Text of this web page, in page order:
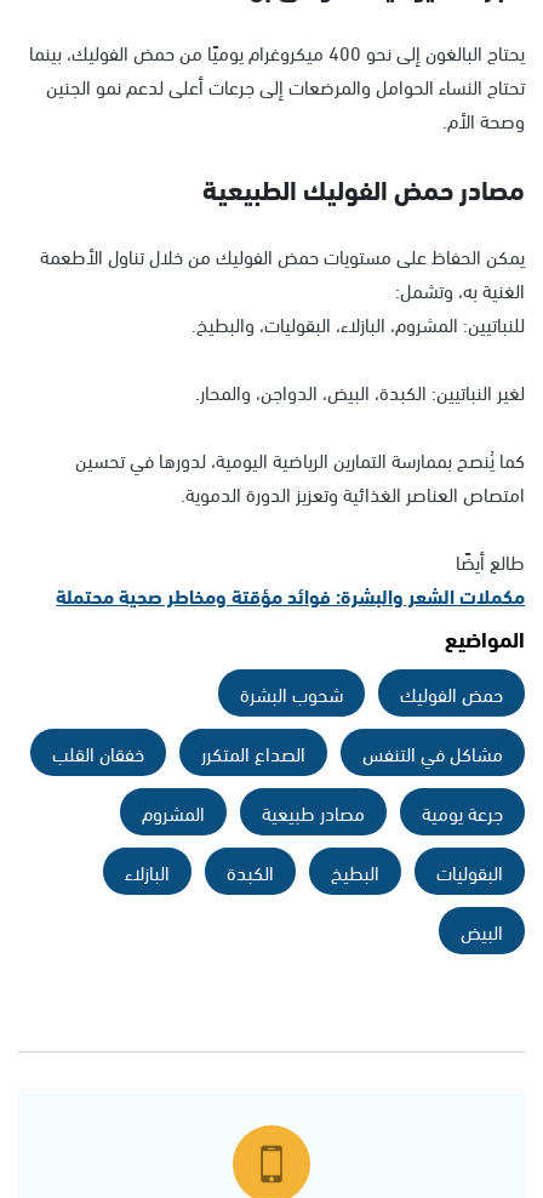
يحتاج البالغون إلى نحو 400 ميكروغرام يوميًا من حمض الفوليك، بينما
تحتاج النساء الحوامل والمرضعات إلى جرعات أعلى لدعم نمو الجنين
وصحة الأم.
مصادر حمض الفوليك الطبيعية
يمكن الحفاظ على مستويات حمض الفوليك من خلال تناول الأطعمة
الغنية به، وتشمل:
للنباتيين: المشروم، البازلاء، البقوليات، والبطيخ.
لغير النباتيين: الكبدة، البيض، الدواجن، والمحار.
كما يُنصح بممارسة التمارين الرياضية اليومية، لدورها في تحسين
امتصاص العناصر الغذائية وتعزيز الدورة الدموية.
طالع أيضًا
مكملات الشعر والبشرة: فوائد مؤقتة ومخاطر صحية محتملة
المواضيع
حمض الفوليك
شحوب البشرة
مشاكل في التنفس
الصداع المتكرر
خفقان القلب
جرعة يومية
مصادر طبيعية
المشروم
البقوليات
البطيخ الكبدة
البازلاء
البيض